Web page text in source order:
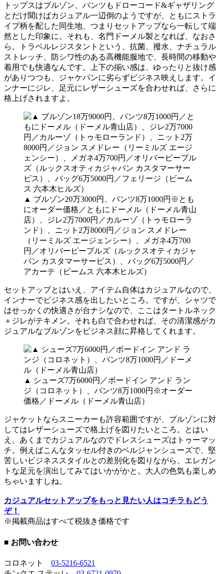
トップスはブルゾン、パンツもドローコード&ギャザリング
とだけ聞けばカジュアル一辺倒のようですが、ともにストラ
イプ柄を配した同生地、つまりセットアップなら一転して端
然とした印象に。それも、名門ドーメル製となれば、なおさ
ら。トラベルレジスタントという、抗菌、撥水、ナチュラル
ストレッチ、防シワ性のある高機能服地で、長時間の移動や
着用でも快適なんです。上下の揃い感は、ゆったりと抜け感
がありつつも、ジャケパンに劣らずビジネス映えします。イ
ンナーにジレ、足元にレザーシューズを合わせれば、さらに
格上げされますよ。
▲ ブルゾン20万3000円、パンツ8万1000円※とも
にオーダー価格／ともにドーメル（ドーメル青山
店）、ジレ2万7000円／カルーゾ（トゥモローラ
ンド）、ニット2万8000円／ジョン スメドレー
（リーミルズ エージェンシー）、メガネ4万700
円／オリバーピープルズ（ルックスオティカジャ
パン カスタマーサービス）、バッグ6万5000円／
アカーテ（ビームス 六本木ヒルズ）
セットアップとはいえ、アイテム自体はカジュアルなので、
インナーでビジネス感を出したいところ。ですが、シャツで
はせっかくの快適さが台ナシなので、ここはタートルネック
＋ジレがテキメン。それも白で合わせれば、その清潔感がカ
ジュアルなブルゾンをビジネス顔に昇格してくれます。
▲ シューズ7万6000円／ボードイン アンド ラン
ジ（コロネット）、パンツ8万1000円※オーダー
価格／ドーメル（ドーメル青山店）
ジャケットならスニーカーも許容範囲ですが、ブルゾンに対
してはレザーシューズで格上げを図りたいところ。とはい
え、あくまでカジュアルなのでドレスシューズはトゥーマッ
チ。例えばこんなタッセル付きのベルジャンシューズで、堅
苦しいビジネススタイルとの差別化を図りながら、エレガン
トな足元を演出してみてはいかがかと。大人の色気も楽しめ
ちゃいますしね。
カジュアルセットアップをもっと見たい人はコチラもどう
ぞ！
※掲載商品はすべて税抜き価格です
■ お問い合わせ
コロネット 03-5216-6521